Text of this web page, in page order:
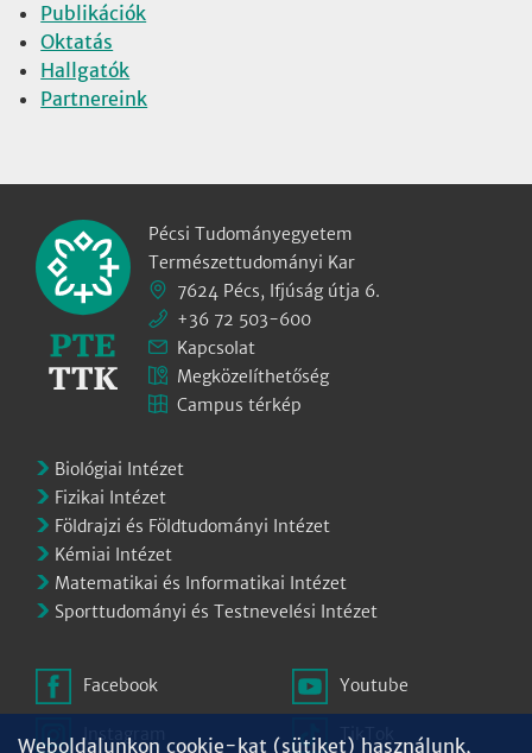
Publikációk
Oktatás
Hallgatók
Partnereink
Pécsi Tudományegyetem
Természettudományi Kar
7624 Pécs, Ifjúság útja 6.
+36 72 503-600
Kapcsolat
Megközelíthetőség
Campus térkép
Biológiai Intézet
Fizikai Intézet
Földrajzi és Földtudományi Intézet
Kémiai Intézet
Matematikai és Informatikai Intézet
Sporttudományi és Testnevelési Intézet
Facebook
Instagram
Youtube
TikTok
Weboldalunkon cookie-kat (sütiket) használunk,